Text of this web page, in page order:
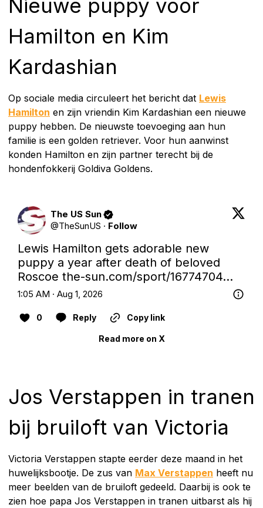
Nieuwe puppy voor
Hamilton en Kim
Kardashian
Op sociale media circuleert het bericht dat Lewis
Hamilton en zijn vriendin Kim Kardashian een nieuwe
puppy hebben. De nieuwste toevoeging aan hun
familie is een golden retriever. Voor hun aanwinst
konden Hamilton en zijn partner terecht bij de
hondenfokkerij Goldiva Goldens.
The US Sun
@TheSunUS · Follow
Lewis Hamilton gets adorable new
puppy a year after death of beloved
Roscoe the-sun.com/sport/16774704…
1:05 AM · Aug 1, 2026
0 Reply Copy link
Read more on X
Jos Verstappen in tranen
bij bruiloft van Victoria
Victoria Verstappen stapte eerder deze maand in het
huwelijksbootje. De zus van Max Verstappen heeft nu
meer beelden van de bruiloft gedeeld. Daarbij is ook te
zien hoe papa Jos Verstappen in tranen uitbarst als hij